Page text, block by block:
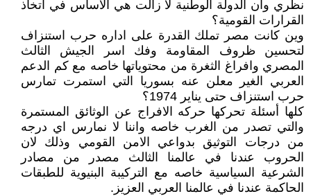
نظري وان الدولة الوطنية لا زالت هي الاساس في اتخاذ
القرارات القومية؟
وين كانت مصر تملك القدرة على اداره حرب استنزاف
لتحسين ظروف المقاومة وفك اسر الجيش الثالث
المصري وافراغ الثغرة من محتوياتها خاصه مع كم الدعم
العربي الغير معلن عنه بسوريا التي استمرت تمارس
حرب استنزاف حتى يناير 1974؟
كلها أسئلة تحركها حركه الافراج عن الوثائق المستمرة
والتي تصدر من الغرب خاصه واننا لا نمارس اي درجه
من درجات التوثيق بدواعي الامن القومي وذلك لان
الحروب عندنا في عالمنا الثالث مصدر من مصادر
الشرعية السياسية خاصه مع التركيبة البنيوية للطبقات
الحاكمة عندنا في عالمنا العربي العزيز.